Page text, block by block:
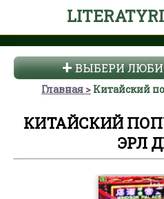
ВЫБЕРИ
Главная Китайский
КИТАЙСКИЙ
ЭРЛ